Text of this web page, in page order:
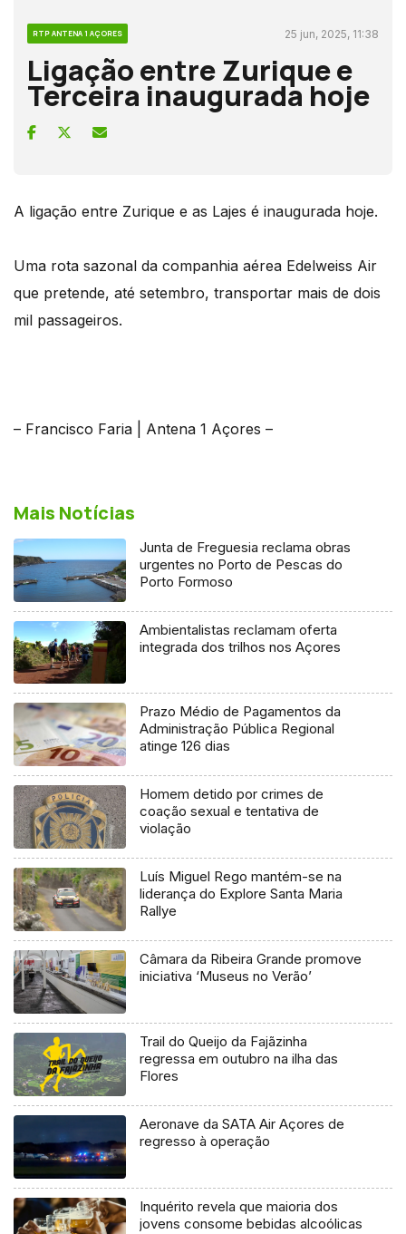
RTP ANTENA 1 AÇORES 25 jun, 2025, 11:38
Ligação entre Zurique e
Terceira inaugurada hoje
A ligação entre Zurique e as Lajes é inaugurada hoje.
Uma rota sazonal da companhia aérea Edelweiss Air
que pretende, até setembro, transportar mais de dois
mil passageiros.
– Francisco Faria | Antena 1 Açores –
Mais Notícias
Junta de Freguesia reclama obras
urgentes no Porto de Pescas do
Porto Formoso
Ambientalistas reclamam oferta
integrada dos trilhos nos Açores
Prazo Médio de Pagamentos da
Administração Pública Regional
atinge 126 dias
Homem detido por crimes de
coação sexual e tentativa de
violação
Luís Miguel Rego mantém-se na
liderança do Explore Santa Maria
Rallye
Câmara da Ribeira Grande promove
iniciativa ‘Museus no Verão’
Trail do Queijo da Fajãzinha
regressa em outubro na ilha das
Flores
Aeronave da SATA Air Açores de
regresso à operação
Inquérito revela que maioria dos
jovens consome bebidas alcoólicas